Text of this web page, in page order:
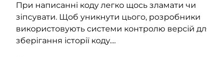
При написанні коду легко щось зламати чи
зіпсувати. Щоб уникнути цього, розробники
використовують системи контролю версій
зберігання історії коду....